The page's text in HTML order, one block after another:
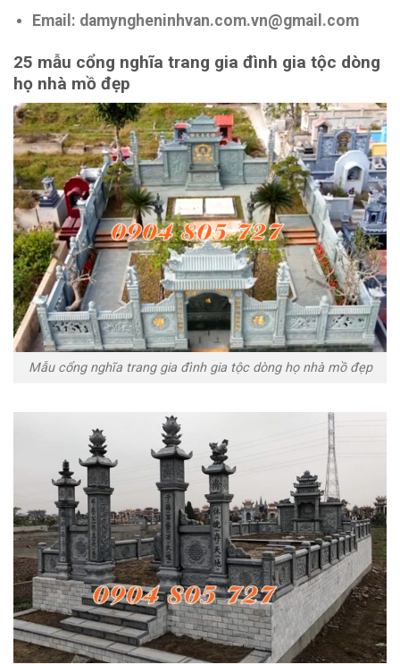
Email: damyngheninhvan.com.vn@gmail.com
25 mẫu cổng nghĩa trang gia đình gia tộc dòng
họ nhà mồ đẹp
Mẫu cổng nghĩa trang gia đình gia tộc dòng họ nhà mồ đẹp